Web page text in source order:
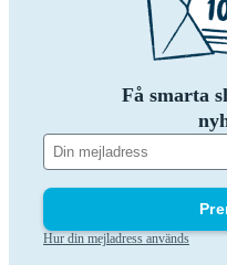
Få smarta
Hur din mejladress används